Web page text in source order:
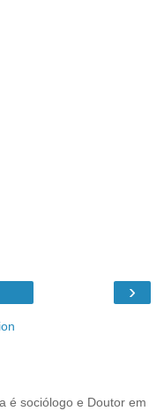
›
é sociólogo e Doutor em